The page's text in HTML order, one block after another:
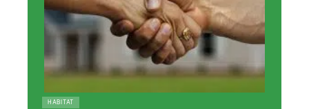
HABITAT